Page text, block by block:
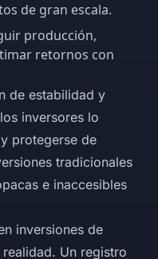
de gran escala.
producción,
retornos con
de estabilidad y
inversores lo
protegerse de
tradicionales
e inaccesibles
inversiones de
Un registro